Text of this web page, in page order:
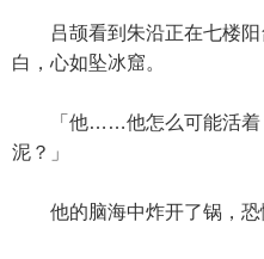
吕颉看到朱沿正在七楼阳
白，心如坠冰窟。
「他……他怎么可能活着
泥？」
他的脑海中炸开了锅，恐